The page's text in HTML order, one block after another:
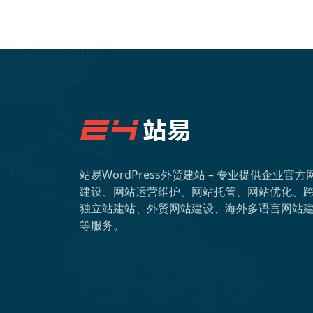
站易WordPress外贸建站 – 专业提供企业官方
建设、网站运营维护、网站托管、网站优化、
独立站建站、外贸网站建设、海外多语言网站
等服务。